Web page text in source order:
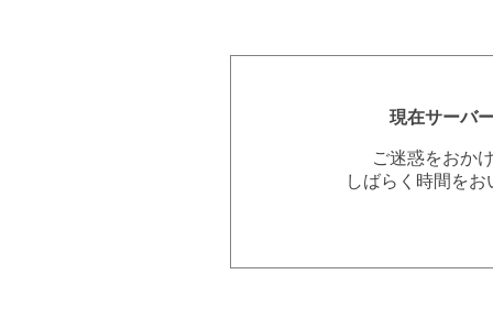
現在サーバ
ご迷惑をおか
しばらく時間を